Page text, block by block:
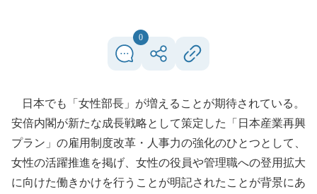
0
日本でも「女性部長」が増えることが期待されている。
安倍内閣が新たな成長戦略として策定した「日本産業再興
プラン」の雇用制度改革・人事力の強化のひとつとして、
女性の活躍推進を掲げ、女性の役員や管理職への登用拡大
に向けた働きかけを行うことが明記されたことが背景にあ